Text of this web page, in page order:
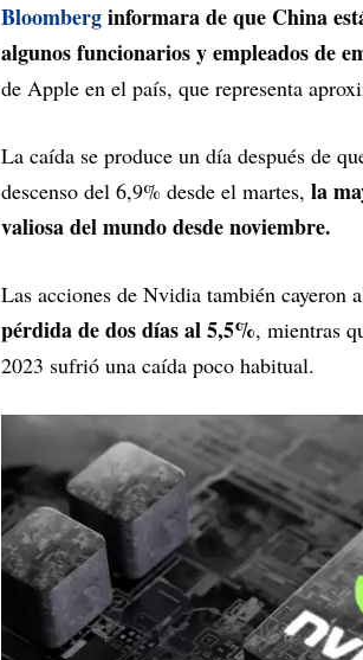
Bloomberginformara de que China
algunos funcionarios y empleados de
de Apple en el país, que representa
La caída se produce un día después de
descenso del 6,9% desde el martes, la
valiosa del mundo desde noviembre.
Las acciones de Nvidia también cayeron
pérdida de dos días al 5,5%, mientras
2023 sufrió una caída poco habitual.